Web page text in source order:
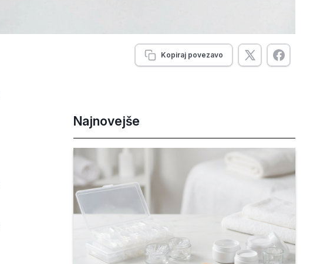
Kopiraj povezavo
Najnovejše